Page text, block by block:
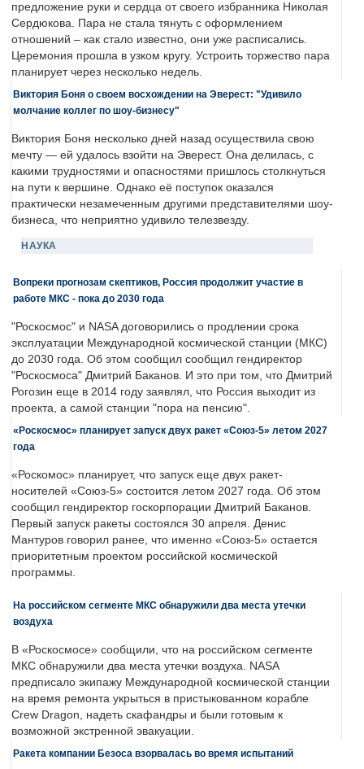
предложение руки и сердца от своего избранника Николая
Сердюкова. Пара не стала тянуть с оформлением
отношений – как стало известно, они уже расписались.
Церемония прошла в узком кругу. Устроить торжество пара
планирует через несколько недель.
Виктория Боня о своем восхождении на Эверест: "Удивило
молчание коллег по шоу-бизнесу"
Виктория Боня несколько дней назад осуществила свою
мечту — ей удалось взойти на Эверест. Она делилась, с
какими трудностями и опасностями пришлось столкнуться
на пути к вершине. Однако её поступок оказался
практически незамеченным другими представителями шоу-
бизнеса, что неприятно удивило телезвезду.
НАУКА
Вопреки прогнозам скептиков, Россия продолжит участие в
работе МКС - пока до 2030 года
"Роскосмос" и NASA договорились о продлении срока
эксплуатации Международной космической станции (МКС)
до 2030 года. Об этом сообщил сообщил гендиректор
"Роскосмоса" Дмитрий Баканов. И это при том, что Дмитрий
Рогозин еще в 2014 году заявлял, что Россия выходит из
проекта, а самой станции "пора на пенсию".
«Роскосмос» планирует запуск двух ракет «Союз-5» летом 2027
года
«Роскомос» планирует, что запуск еще двух ракет-
носителей «Союз-5» состоится летом 2027 года. Об этом
сообщил гендиректор госкорпорации Дмитрий Баканов.
Первый запуск ракеты состоялся 30 апреля. Денис
Мантуров говорил ранее, что именно «Союз-5» остается
приоритетным проектом российской космической
программы.
На российском сегменте МКС обнаружили два места утечки
воздуха
В «Роскосмосе» сообщили, что на российском сегменте
МКС обнаружили два места утечки воздуха. NASA
предписало экипажу Международной космической станции
на время ремонта укрыться в пристыкованном корабле
Crew Dragon, надеть скафандры и были готовым к
возможной экстренной эвакуации.
Ракета компании Безоса взорвалась во время испытаний